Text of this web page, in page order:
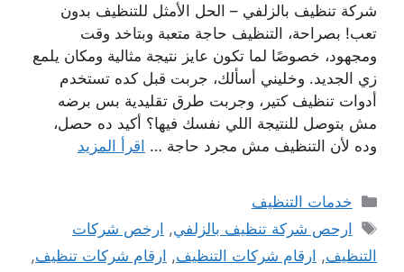
شركة تنظيف بالزلفي – الحل الأمثل للتنظيف بدون
تعب! بصراحة، التنظيف حاجة متعبة وبتاخد وقت
ومجهود، خصوصًا لما تكون عايز نتيجة مثالية ومكان يلمع
زي الجديد. وخليني أسألك، جربت قبل كده تستخدم
أدوات تنظيف كتير، وجربت طرق تقليدية بس برضه
مش بتوصل للنتيجة اللي نفسك فيها؟ أكيد ده حصل،
وده لأن التنظيف مش مجرد حاجة … اقرأ المزيد
التصنيفات
خدمات التنظيف
الوسوم
ارحص شركة تنظيف بالزلفي, ارخص شركات
التنظيف, ارقام شركات التنظيف, ارقام شركات تنظيف,